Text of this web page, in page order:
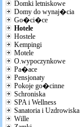
Domki letniskowe
Domy do wynaj�cia
Go�ci�ce
Hotele
Hostele
Kempingi
Motele
O.wypoczynkowe
Pa�ace
Pensjonaty
Pokoje go�cinne
Schroniska
SPA i Wellness
Sanatoria i Uzdrowiska
Wille